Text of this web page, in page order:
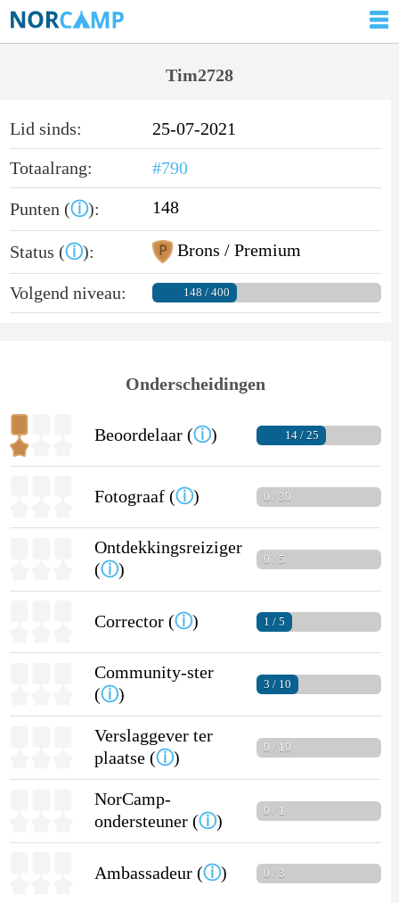
Tim2728
Lid sinds:
25-07-2021
Totaalrang:
#790
Punten (ⓘ): 148
Status (ⓘ): Brons / Premium
Volgend niveau: 148 / 400
Onderscheidingen
Beoordelaar (ⓘ) 14 / 25
Fotograaf (ⓘ) 0 / 30
Ontdekkingsreiziger
(ⓘ)
0 / 5
Corrector (ⓘ) 1 / 5
Community-ster
(ⓘ)
3 / 10
Verslaggever ter
plaatse (ⓘ)
0 / 10
NorCamp-
ondersteuner (ⓘ)
0 / 1
Ambassadeur (ⓘ) 0 / 3